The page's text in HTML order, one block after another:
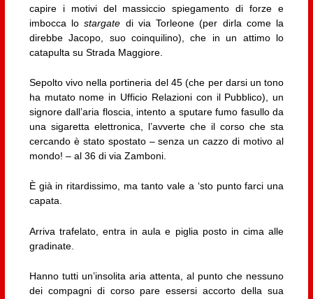
capire i motivi del massiccio spiegamento di forze e
imbocca lostargate di via Torleone (per dirla come la
direbbe Jacopo, suo coinquilino), che in un attimo lo
catapulta su Strada Maggiore.
Sepolto vivo nella portineria del 45 (che per darsi un tono
ha mutato nome in Ufficio Relazioni con il Pubblico), un
signore dall’aria floscia, intento a sputare fumo fasullo da
una sigaretta elettronica, l’avverte che il corso che sta
cercando è stato spostato – senza un cazzo di motivo al
mondo! – al 36 di via Zamboni.
È già in ritardissimo, ma tanto vale a ‘sto punto farci una
capata.
Arriva trafelato, entra in aula e piglia posto in cima alle
gradinate.
Hanno tutti un’insolita aria attenta, al punto che nessuno
dei compagni di corso pare essersi accorto della sua